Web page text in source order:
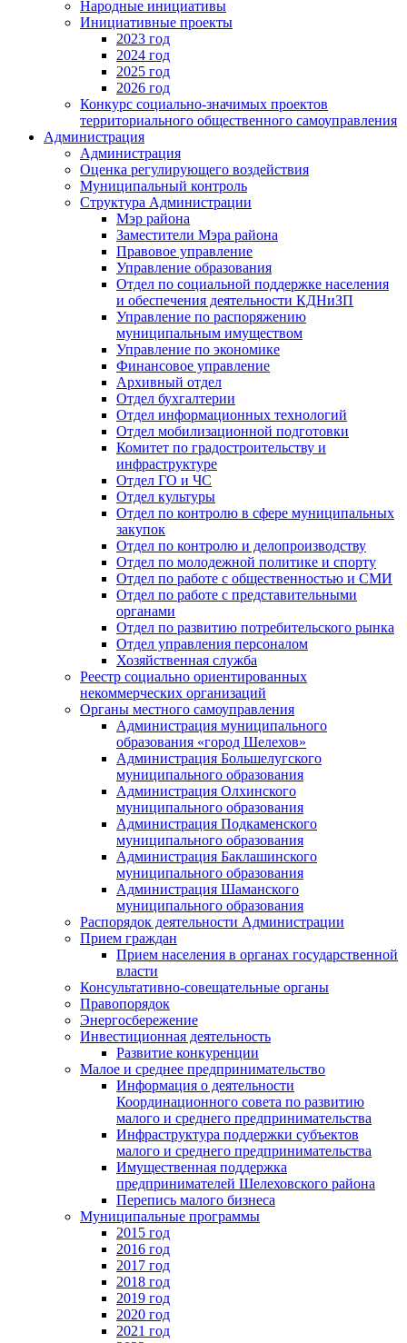
Народные инициативы
Инициативные проекты
2023 год
2024 год
2025 год
2026 год
Конкурс социально-значимых проектов
территориального общественного самоуправления
Администрация
Администрация
Оценка регулирующего воздействия
Муниципальный контроль
Структура Администрации
Мэр района
Заместители Мэра района
Правовое управление
Управление образования
Отдел по социальной поддержке населения
и обеспечения деятельности КДНиЗП
Управление по распоряжению
муниципальным имуществом
Управление по экономике
Финансовое управление
Архивный отдел
Отдел бухгалтерии
Отдел информационных технологий
Отдел мобилизационной подготовки
Комитет по градостроительству и
инфраструктуре
Отдел ГО и ЧС
Отдел культуры
Отдел по контролю в сфере муниципальных
закупок
Отдел по контролю и делопроизводству
Отдел по молодежной политике и спорту
Отдел по работе с общественностью и СМИ
Отдел по работе с представительными
органами
Отдел по развитию потребительского рынка
Отдел управления персоналом
Хозяйственная служба
Реестр социально ориентированных
некоммерческих организаций
Органы местного самоуправления
Администрация муниципального
образования «город Шелехов»
Администрация Большелугского
муниципального образования
Администрация Олхинского
муниципального образования
Администрация Подкаменского
муниципального образования
Администрация Баклашинского
муниципального образования
Администрация Шаманского
муниципального образования
Распорядок деятельности Администрации
Прием граждан
Прием населения в органах государственной
власти
Консультативно-совещательные органы
Правопорядок
Энергосбережение
Инвестиционная деятельность
Развитие конкуренции
Малое и среднее предпринимательство
Информация о деятельности
Координационного совета по развитию
малого и среднего предпринимательства
Инфраструктура поддержки субъектов
малого и среднего предпринимательства
Имущественная поддержка
предпринимателей Шелеховского района
Перепись малого бизнеса
Муниципальные программы
2015 год
2016 год
2017 год
2018 год
2019 год
2020 год
2021 год